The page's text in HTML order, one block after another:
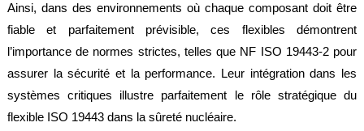
Ainsi, dans des environnements où chaque composant doit être
fiable et parfaitement prévisible, ces flexibles démontrent
l’importance de normes strictes, telles que NF ISO 19443-2 pour
assurer la sécurité et la performance. Leur intégration dans les
systèmes critiques illustre parfaitement le rôle stratégique du
flexible ISO 19443 dans la sûreté nucléaire.